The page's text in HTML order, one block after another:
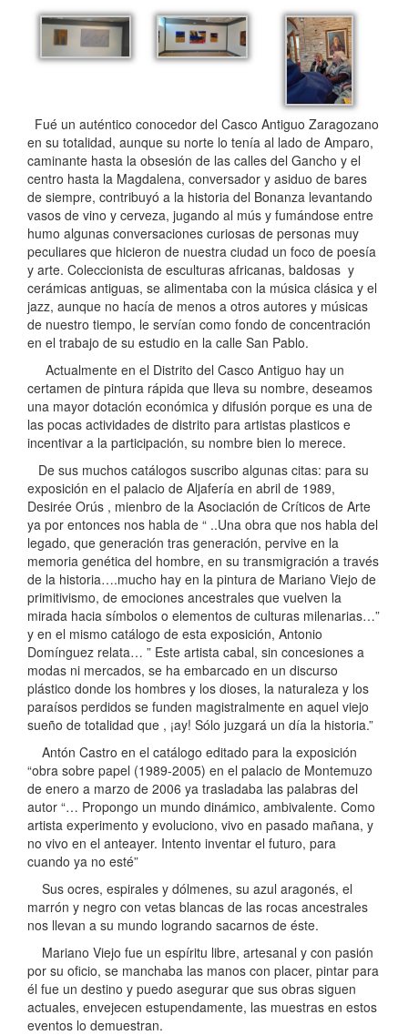
Fué un auténtico conocedor del Casco Antiguo Zaragozano
en su totalidad, aunque su norte lo tenía al lado de Amparo,
caminante hasta la obsesión de las calles del Gancho y el
centro hasta la Magdalena, conversador y asiduo de bares
de siempre, contribuyó a la historia del Bonanza levantando
vasos de vino y cerveza, jugando al mús y fumándose entre
humo algunas conversaciones curiosas de personas muy
peculiares que hicieron de nuestra ciudad un foco de poesía
y arte. Coleccionista de esculturas africanas, baldosas y
cerámicas antiguas, se alimentaba con la música clásica y el
jazz, aunque no hacía de menos a otros autores y músicas
de nuestro tiempo, le servían como fondo de concentración
en el trabajo de su estudio en la calle San Pablo.
Actualmente en el Distrito del Casco Antiguo hay un
certamen de pintura rápida que lleva su nombre, deseamos
una mayor dotación económica y difusión porque es una de
las pocas actividades de distrito para artistas plasticos e
incentivar a la participación, su nombre bien lo merece.
De sus muchos catálogos suscribo algunas citas: para su
exposición en el palacio de Aljafería en abril de 1989,
Desirée Orús , mienbro de la Asociación de Críticos de Arte
ya por entonces nos habla de “ ..Una obra que nos habla del
legado, que generación tras generación, pervive en la
memoria genética del hombre, en su transmigración a través
de la historia….mucho hay en la pintura de Mariano Viejo de
primitivismo, de emociones ancestrales que vuelven la
mirada hacia símbolos o elementos de culturas milenarias…”
y en el mismo catálogo de esta exposición, Antonio
Domínguez relata… ” Este artista cabal, sin concesiones a
modas ni mercados, se ha embarcado en un discurso
plástico donde los hombres y los dioses, la naturaleza y los
paraísos perdidos se funden magistralmente en aquel viejo
sueño de totalidad que , ¡ay! Sólo juzgará un día la historia.”
Antón Castro en el catálogo editado para la exposición
“obra sobre papel (1989-2005) en el palacio de Montemuzo
de enero a marzo de 2006 ya trasladaba las palabras del
autor “… Propongo un mundo dinámico, ambivalente. Como
artista experimento y evoluciono, vivo en pasado mañana, y
no vivo en el anteayer. Intento inventar el futuro, para
cuando ya no esté”
Sus ocres, espirales y dólmenes, su azul aragonés, el
marrón y negro con vetas blancas de las rocas ancestrales
nos llevan a su mundo logrando sacarnos de éste.
Mariano Viejo fue un espíritu libre, artesanal y con pasión
por su oficio, se manchaba las manos con placer, pintar para
él fue un destino y puedo asegurar que sus obras siguen
actuales, envejecen estupendamente, las muestras en estos
eventos lo demuestran.